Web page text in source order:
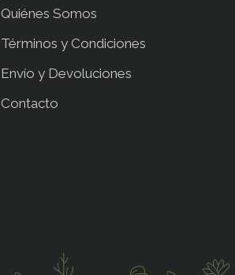
Quiénes Somos
Términos y Condiciones
Envío y Devoluciones
Contacto